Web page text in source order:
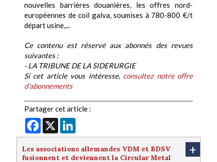
nouvelles barrières douanières, les offres nord-
européennes de coil galva, soumises à 780-800 €/t
départ usine,...
Ce contenu est réservé aux abonnés des revues
suivantes :
- LA TRIBUNE DE LA SIDERURGIE
Si cet article vous intéresse, consultez notre offre
d'abonnements
Partager cet article :
Facebook
X
Les associations allemandes VDM et BDSV
fusionnent et deviennent la Circular Metal
+